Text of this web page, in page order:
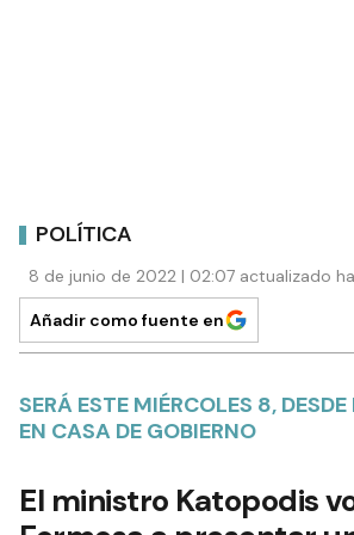
POLÍTICA
8 de junio de 2022 | 02:07 actualizado
Añadir como fuente en
SERÁ ESTE MIÉRCOLES 8,
EN CASA DE GOBIERNO
El ministro Katopodis